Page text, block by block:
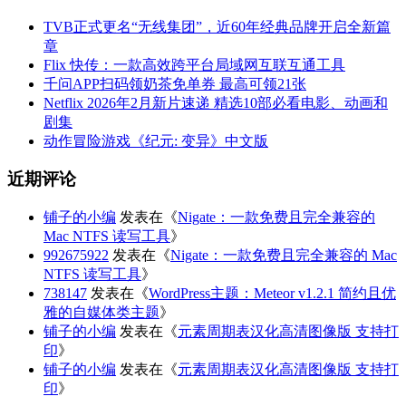
TVB正式更名“无线集团”，近60年经典品牌开启全新篇
章
Flix 快传：一款高效跨平台局域网互联互通工具
千问APP扫码领奶茶免单券 最高可领21张
Netflix 2026年2月新片速递 精选10部必看电影、动画和
剧集
动作冒险游戏《纪元: 变异》中文版
近期评论
铺子的小编 发表在《Nigate：一款免费且完全兼容的
Mac NTFS 读写工具》
992675922 发表在《Nigate：一款免费且完全兼容的 Mac
NTFS 读写工具》
738147 发表在《WordPress主题：Meteor v1.2.1 简约且优
雅的自媒体类主题》
铺子的小编 发表在《元素周期表汉化高清图像版 支持打
印》
铺子的小编 发表在《元素周期表汉化高清图像版 支持打
印》